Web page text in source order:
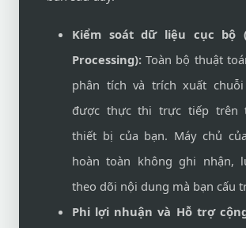
Kiểm soát dữ liệu cục bộ
Processing): Toàn bộ thuật
phân tích và trích xuất
được thực thi trực tiếp trên
thiết bị của bạn. Máy chủ
hoàn toàn không ghi nhận,
theo dõi nội dung mà bạn cấu
Phi lợi nhuận và Hỗ trợ